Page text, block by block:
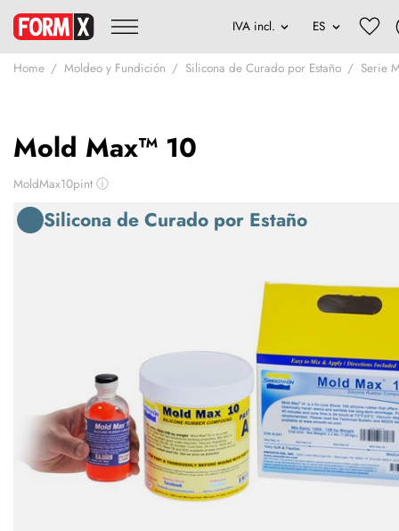
Home Moldeo y Fundición Silicona de Curado por Estaño Serie
Mold Max™ 10
MoldMax10pint ⓘ
Silicona de Curado por Estaño